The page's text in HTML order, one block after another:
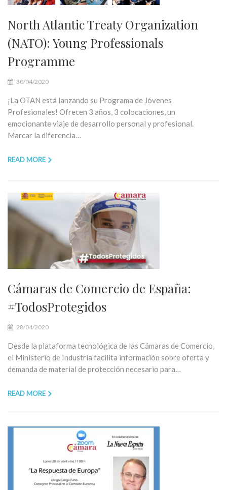
North Atlantic Treaty Organization
(NATO): Young Professionals
Programme
30/04/2020
¡La OTAN está lanzando su Programa de Jóvenes
Profesionales! Ofrecen 3 años, 3 colocaciones, un
emocionante viaje de desarrollo personal y profesional.
Marcar la diferencia…
READ MORE
Cámaras de Comercio de España:
#TodosProtegidos
28/04/2020
Desde la plataforma tecnológica de las Cámaras de Comercio,
el Ministerio de Industria facilita información sobre oferta y
demanda de material de protección necesario para…
READ MORE